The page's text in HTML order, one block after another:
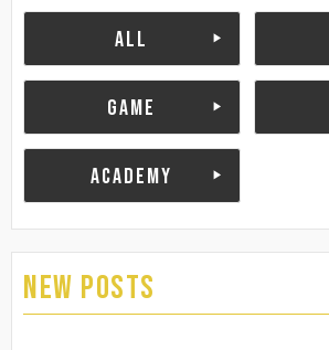
ALL
GAME
ACADEMY
NEW POSTS